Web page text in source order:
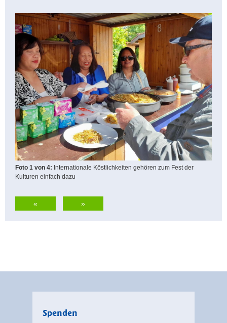
Foto 1 von 4: Internationale Köstlichkeiten gehören zum Fest der
Kulturen einfach dazu
Foto 2 von 4:
Foto 3 von 4:
Foto 4 von 4:
« »
Spenden